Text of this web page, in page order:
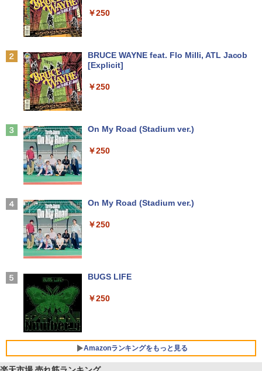
Anker Soundcore P31i ブラック
Anker Soundcore Liberty 5 ミッドナイトブ
【2026年アップグレード版】AOKIMI ワイヤ
軽量 ブルートゥースHi-Fi 最大36時間再生 ぶ
リング ANC 36時間再生
￥3,480
￥250
BRUCE WAYNE feat. Flo Milli, ATL Jacob
[Explicit]
￥250
On My Road (Stadium ver.)
￥250
On My Road (Stadium ver.)
￥250
BUGS LIFE
￥250
Amazonランキングをもっと見る